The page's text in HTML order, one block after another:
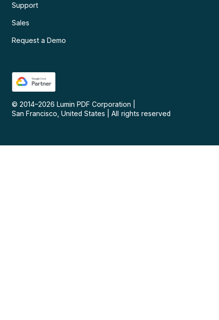
Support
Sales
Request a Demo
© 2014–2026 Lumin PDF Corporation
San Francisco, United States
All rights reserved